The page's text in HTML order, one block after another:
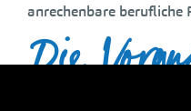
anrechenbare berufliche
Die